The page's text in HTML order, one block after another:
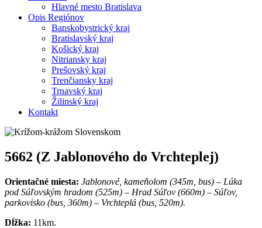
Hlavné mesto Bratislava
Opis Regiónov
Banskobystrický kraj
Bratislavský kraj
Košický kraj
Nitriansky kraj
Prešovský kraj
Trenčiansky kraj
Trnavský kraj
Žilinský kraj
Kontakt
5662 (Z Jablonového do Vrchteplej)
Orientačné miesta: Jablonové, kameňolom (345m, bus) – Lúka
pod Súľovským hradom (525m) – Hrad Súľov (660m) – Súľov,
parkovisko (bus, 360m) – Vrchteplá (bus, 520m).
Dĺžka: 11km.